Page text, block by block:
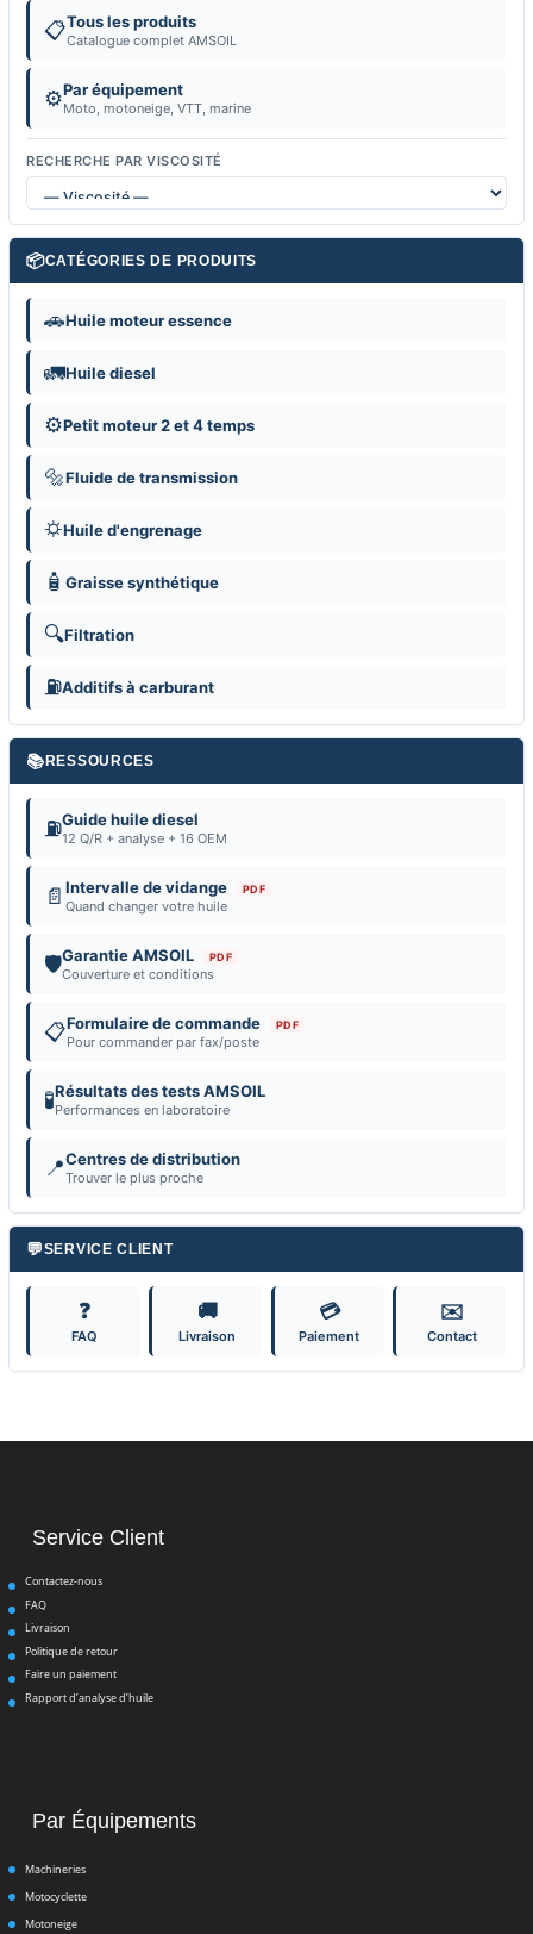
📋Tous les produits
Catalogue complet AMSOIL
⚙️Par équipement
Moto, motoneige, VTT, marine
RECHERCHE PAR VISCOSITÉ
📦CATÉGORIES DE PRODUITS
🚗Huile moteur essence
🚛Huile diesel
⚙️Petit moteur 2 et 4 temps
🔩Fluide de transmission
⛭Huile d'engrenage
🧴 Graisse synthétique
🔍Filtration
⛽Additifs à carburant
📚RESSOURCES
⛽Guide huile diesel
12 Q/R + analyse + 16 OEM
📄 Intervalle de vidange PDF
Quand changer votre huile
🛡️Garantie AMSOIL PDF
Couverture et conditions
📋Formulaire de commande PDF
Pour commander par fax/poste
🧪Résultats des tests AMSOIL
Performances en laboratoire
📍Centres de distribution
Trouver le plus proche
💬SERVICE CLIENT
❓
FAQ
🚚
Livraison
💳
Paiement
✉️
Contact
Service Client
Contactez-nous
FAQ
Livraison
Politique de retour
Faire un paiement
Rapport d’analyse d’huile
Par Équipements
Machineries
Motocyclette
Motoneige